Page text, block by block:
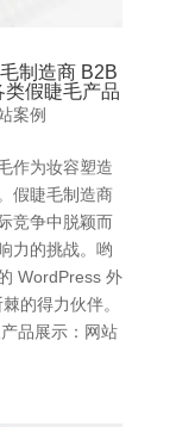
制造商 B2B
假睫毛产品
案例
作为妆容塑造
假睫毛制造商
竞争中脱颖而
力的挑战。哟
WordPress 外
的得力伙伴。
品展示：网站